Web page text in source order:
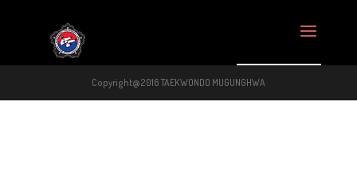
Copyright@2016 TAEKWONDO MUGUNGHWA